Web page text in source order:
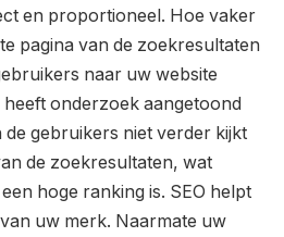
en proportioneel. Hoe vaker
pagina van de zoekresultaten
naar uw website
onderzoek aangetoond
gebruikers niet verder kijkt
de zoekresultaten, wat
hoge ranking is. SEO helpt
uw merk. Naarmate uw